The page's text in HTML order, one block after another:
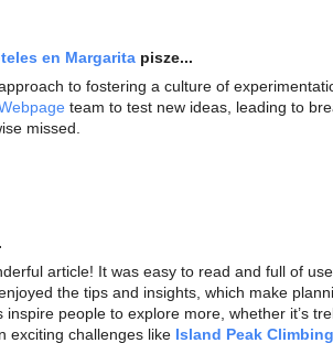
en Margarita pisze...
to fostering a culture of
team to test new ideas, leading to
missed.
article! It was easy to read and full of
the tips and insights, which make
inspire people to explore more, whether it’s
exciting challenges like Island Peak Climbing